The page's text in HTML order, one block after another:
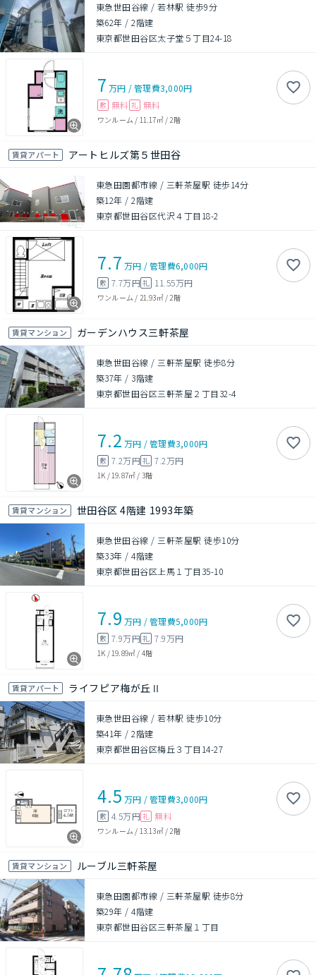
東急世田谷線 / 若林駅 徒歩9分
築62年 /2階建
東京都世田谷区太子堂５丁目24-18
7 万円 /管理費3,000円
敷 無料 礼 無料
ワンルーム / 11.17㎡/ 2階
賃貸アパート アートヒルズ第５世田谷
東急田園都市線 / 三軒茶屋駅 徒歩14分
築12年 /2階建
東京都世田谷区代沢４丁目18-2
7.7 万円 /管理費6,000円
敷 7.7万円礼 11.55万円
ワンルーム / 21.93㎡/ 2階
賃貸マンション ガーデンハウス三軒茶屋
東急世田谷線 / 三軒茶屋駅 徒歩8分
築37年 / 3階建
東京都世田谷区三軒茶屋２丁目32-4
7.2 万円 /管理費3,000円
敷 7.2万円礼 7.2万円
1K / 19.87㎡ / 3階
賃貸マンション 世田谷区 4階建 1993年築
東急世田谷線 / 三軒茶屋駅 徒歩10分
築33年 /4階建
東京都世田谷区上馬１丁目35-10
7.9 万円 /管理費5,000円
敷 7.9万円礼 7.9万円
1K / 19.89㎡ / 4階
賃貸アパート ライフピア梅が丘Ⅱ
東急世田谷線 / 若林駅 徒歩10分
築41年 /2階建
東京都世田谷区梅丘３丁目14-27
4.5 万円 /管理費3,000円
敷 4.5万円 礼 無料
ワンルーム / 13.13㎡/ 2階
賃貸マンション ルーブル三軒茶屋
東急田園都市線 / 三軒茶屋駅 徒歩8分
築29年 /4階建
東京都世田谷区三軒茶屋１丁目